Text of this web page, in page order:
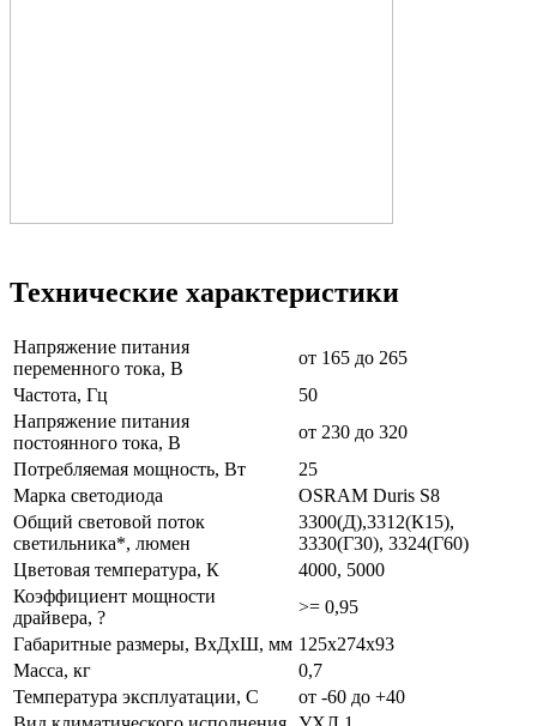
Технические характеристики
Напряжение питания
переменного тока, В
от 165 до 265
Частота, Гц
50
Напряжение питания
постоянного тока, В
от 230 до 320
Потребляемая мощность, Вт
25
Марка светодиода
OSRAM Duris S8
Общий световой поток
светильника*, люмен
3300(Д),3312(К15),
3330(Г30), 3324(Г60)
Цветовая температура, К
4000, 5000
Коэффициент мощности
драйвера, ?
>= 0,95
Габаритные размеры, ВхДхШ, мм 125х274х93
Масса, кг
0,7
Температура эксплуатации, С
от -60 до +40